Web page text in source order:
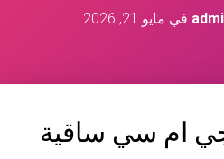
في مايو 21, 2026
ام سي ساقية